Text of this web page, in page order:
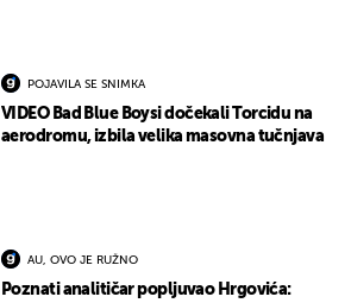
POJAVILA SE SNIMKA
VIDEO Bad Blue Boysi dočekali Torcidu na
aerodromu, izbila velika masovna tučnjava
AU, OVO JE RUŽNO
Poznati analitičar popljuvao Hrgovića: